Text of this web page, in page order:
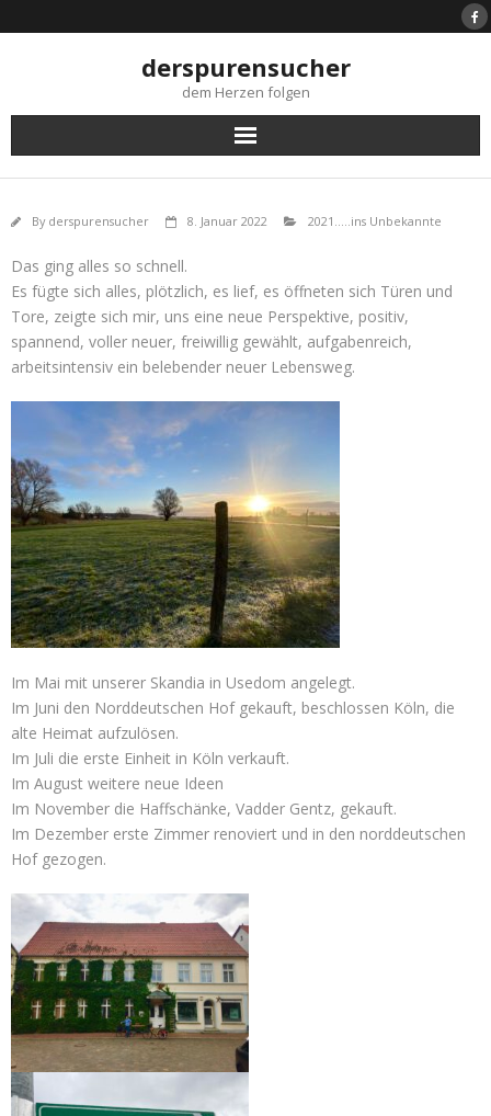
to
derspurensucher
dem Herzen folgen
By derspurensucher 8. Januar 2022 2021.....ins Unbekannte
Das ging alles so schnell.
Es fügte sich alles, plötzlich, es lief, es öffneten sich Türen und
Tore, zeigte sich mir, uns eine neue Perspektive, positiv,
spannend, voller neuer, freiwillig gewählt, aufgabenreich,
arbeitsintensiv ein belebender neuer Lebensweg.
Im Mai mit unserer Skandia in Usedom angelegt.
Im Juni den Norddeutschen Hof gekauft, beschlossen Köln, die
alte Heimat aufzulösen.
Im Juli die erste Einheit in Köln verkauft.
Im August weitere neue Ideen
Im November die Haffschänke, Vadder Gentz, gekauft.
Im Dezember erste Zimmer renoviert und in den norddeutschen
Hof gezogen.